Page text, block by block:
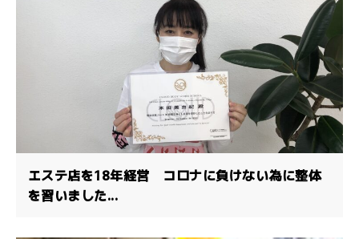
エステ店を18年経営 コロナに負けない為に整体
を習いました...